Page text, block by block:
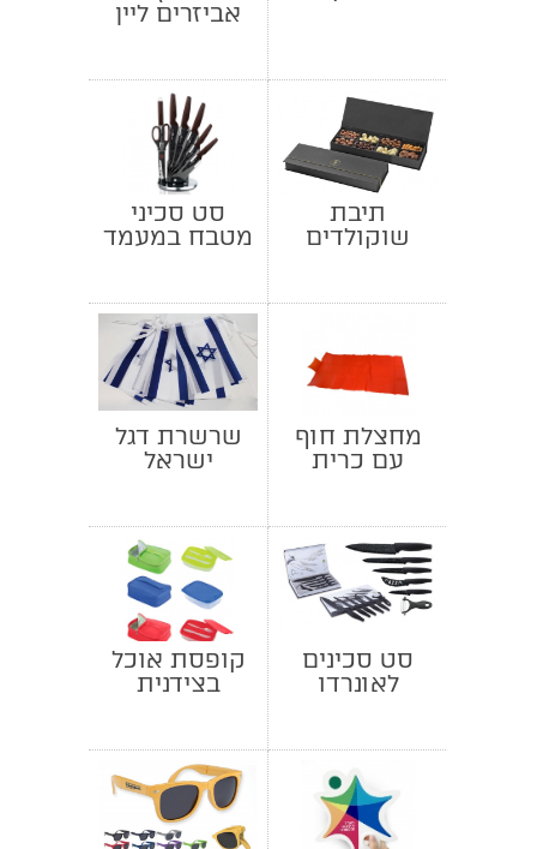
אביזרים ליין
תיבת
שוקולדים
סט סכיני
מטבח במעמד
מחצלת חוף
עם כרית
שרשרת דגל
ישראל
סט סכינים
לאונרדו
קופסת אוכל
בצידנית